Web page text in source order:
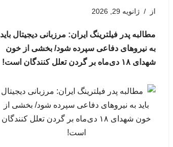
از ژانویه 29, 2026
مطالبه پدر فیلترینگ ایران: مرزبانی دیجیتال باید
به نیروهای دفاعی سپرده شود/ بخشی از خون
شهدای ۱۸ دی‌ماه بر گردن تعلل کنندگان است!